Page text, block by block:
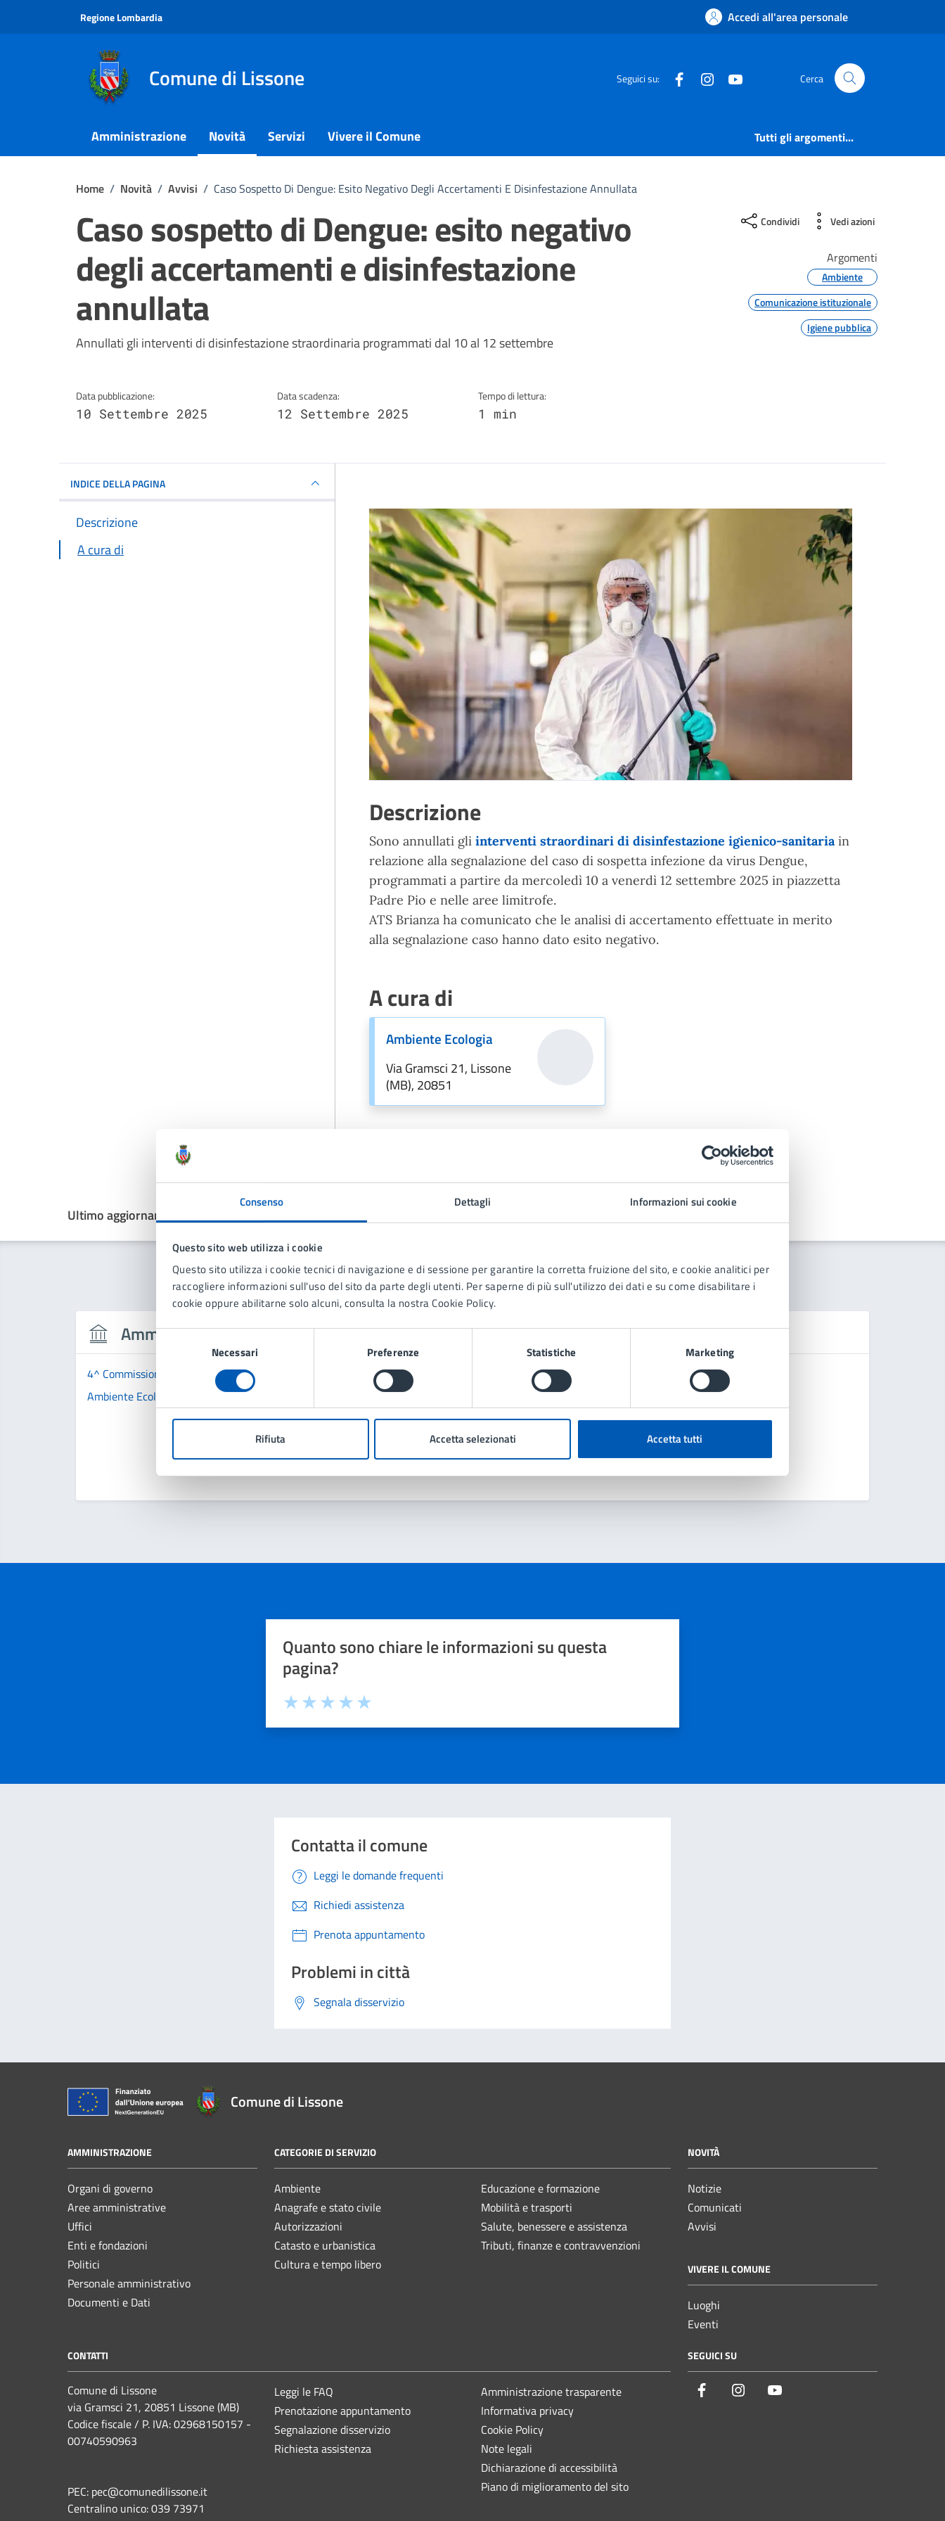
Consenso Dettagli Informazioni sui cookie
Questo sito web utilizza i cookie
Questo sito utilizza i cookie tecnici di navigazione e di sessione per garantire la corretta fruizione del sito, e cookie analitici per
raccogliere informazioni sull'uso del sito da parte degli utenti. Per saperne di più sull'utilizzo dei dati e su come disabilitare i
cookie oppure abilitarne solo alcuni, consulta la nostra Cookie Policy.
Selezione
consenso
Necessari Preferenze Statistiche Marketing
Rifiuta Accetta selezionati Accetta tutti
Regione Lombardia Accedi all'area personale
Comune di Lissone Seguici su: FacebookInstagram Cerca
Amministrazione Novità Servizi Vivere il Comune Tutti gli argomenti...
Home / Novità / Avvisi / Caso Sospetto Di Dengue: Esito Negativo Degli Accertamenti E Disinfestazione Annullata
Caso sospetto di Dengue: esito negativo
degli accertamenti e disinfestazione
annullata
Dettagli della notizia
Annullati gli interventi di disinfestazione straordinaria programmati dal 10 al 12 settembre
Data pubblicazione:
10 Settembre 2025
Data scadenza:
12 Settembre 2025
Tempo di lettura:
1 min
Condividi Vedi azioni
Argomenti
Ambiente
Comunicazione istituzionale
Igiene pubblica
INDICE DELLA PAGINA
Descrizione
A cura di
Descrizione
Sono annullati gli interventi straordinari di disinfestazione igienico-sanitariain
relazione alla segnalazione del caso di sospetta infezione da virus Dengue,
programmati a partire da mercoledì 10 a venerdì 12 settembre 2025 in piazzetta
Padre Pio e nelle aree limitrofe.
ATS Brianza ha comunicato che le analisi di accertamento effettuate in merito
alla segnalazione caso hanno dato esito negativo.
A cura di
Ambiente Ecologia
Via Gramsci 21, Lissone
(MB), 20851
Ultimo aggiornamento:12/09/2025, 14:40
Contenuti correlati
Amministrazione
4^ Commissione Territorio, Trasporti, Ecologia e Protezione civile
Ambiente Ecologia
Quanto sono chiare le informazioni su questa
pagina?
Contatta il comune
Leggi le domande frequenti
Richiedi assistenza
Prenota appuntamento
Problemi in città
Segnala disservizio
Comune di Lissone
AMMINISTRAZIONE
Organi di governo
Aree amministrative
Uffici
Enti e fondazioni
Politici
Personale amministrativo
Documenti e Dati
CATEGORIE DI SERVIZIO
Ambiente
Anagrafe e stato civile
Autorizzazioni
Catasto e urbanistica
Cultura e tempo libero
Educazione e formazione
Mobilità e trasporti
Salute, benessere e assistenza
Tributi, finanze e contravvenzioni
NOVITÀ
Notizie
Comunicati
Avvisi
VIVERE IL COMUNE
Luoghi
Eventi
CONTATTI
Comune di Lissone
via Gramsci 21, 20851 Lissone (MB)
Codice fiscale / P. IVA: 02968150157 -
00740590963
PEC: pec@comunedilissone.it
Centralino unico:039 73971
Leggi le FAQ
Prenotazione appuntamento
Segnalazione disservizio
Richiesta assistenza
Amministrazione trasparente
Informativa privacy
Cookie Policy
Note legali
Dichiarazione di accessibilità
Piano di miglioramento del sito
SEGUICI SU
Facebook Instagram